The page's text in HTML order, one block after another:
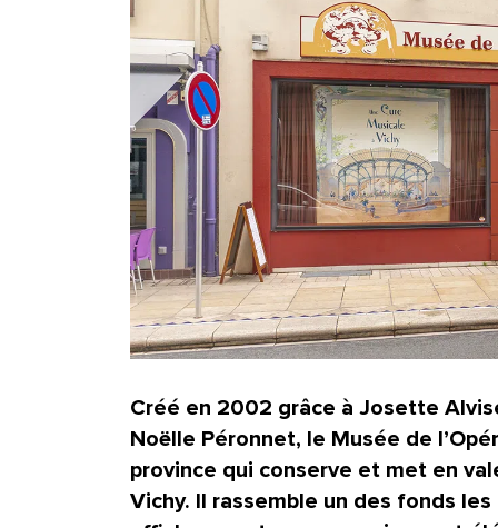
Créé en 2002 grâce à Josette
Noëlle Péronnet, le Musée de
province qui conserve et met en
Vichy. Il rassemble un des fonds